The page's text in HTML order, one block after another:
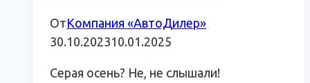
ОтКомпания «АвтоДилер»
30.10.202310.01.2025
Серая осень? Не, не слышали!